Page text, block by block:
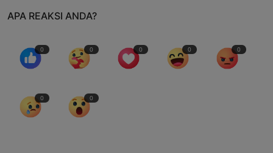
APA REAKSI ANDA?
0 0 0 0 0
0 0